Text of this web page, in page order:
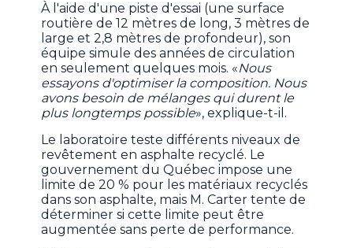
À l'aide d'une piste d'essai (une surface
routière de 12 mètres de long, 3 mètres de
large et 2,8 mètres de profondeur), son
équipe simule des années de circulation
en seulement quelques mois. «Nous
essayons d'optimiser la composition. Nous
avons besoin de mélanges qui durent le
plus longtemps possible», explique-t-il.
Le laboratoire teste différents niveaux de
revêtement en asphalte recyclé. Le
gouvernement du Québec impose une
limite de 20 % pour les matériaux recyclés
dans son asphalte, mais M. Carter tente de
déterminer si cette limite peut être
augmentée sans perte de performance.